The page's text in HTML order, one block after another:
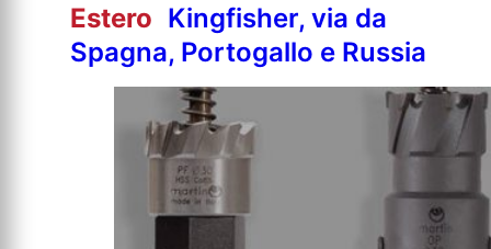
Estero Kingfisher, via da
Spagna, Portogallo e Russia